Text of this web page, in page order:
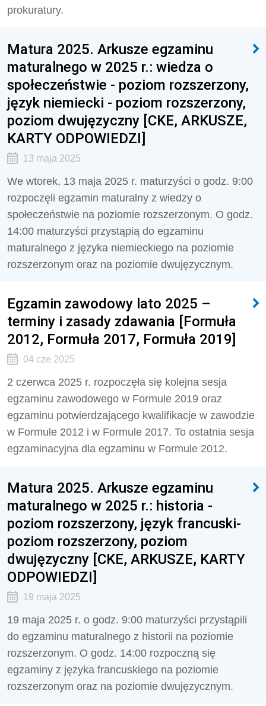
prokuratury.
Matura 2025. Arkusze egzaminu
maturalnego w 2025 r.: wiedza o
społeczeństwie - poziom rozszerzony,
język niemiecki - poziom rozszerzony,
poziom dwujęzyczny [CKE, ARKUSZE,
KARTY ODPOWIEDZI]
13 maja 2025
We wtorek, 13 maja 2025 r. maturzyści o godz. 9:00
rozpoczęli egzamin maturalny z wiedzy o
społeczeństwie na poziomie rozszerzonym. O godz.
14:00 maturzyści przystąpią do egzaminu
maturalnego z języka niemieckiego na poziomie
rozszerzonym oraz na poziomie dwujęzycznym.
Egzamin zawodowy lato 2025 –
terminy i zasady zdawania [Formuła
2012, Formuła 2017, Formuła 2019]
04 cze 2025
2 czerwca 2025 r. rozpoczęła się kolejna sesja
egzaminu zawodowego w Formule 2019 oraz
egzaminu potwierdzającego kwalifikacje w zawodzie
w Formule 2012 i w Formule 2017. To ostatnia sesja
egzaminacyjna dla egzaminu w Formule 2012.
Matura 2025. Arkusze egzaminu
maturalnego w 2025 r.: historia -
poziom rozszerzony, język francuski-
poziom rozszerzony, poziom
dwujęzyczny [CKE, ARKUSZE, KARTY
ODPOWIEDZI]
19 maja 2025
19 maja 2025 r. o godz. 9:00 maturzyści przystąpili
do egzaminu maturalnego z historii na poziomie
rozszerzonym. O godz. 14:00 rozpoczną się
egzaminy z języka francuskiego na poziomie
rozszerzonym oraz na poziomie dwujęzycznym.